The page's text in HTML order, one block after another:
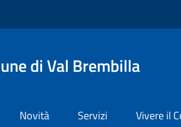
di Val Brembilla
Novità Servizi Vivere il